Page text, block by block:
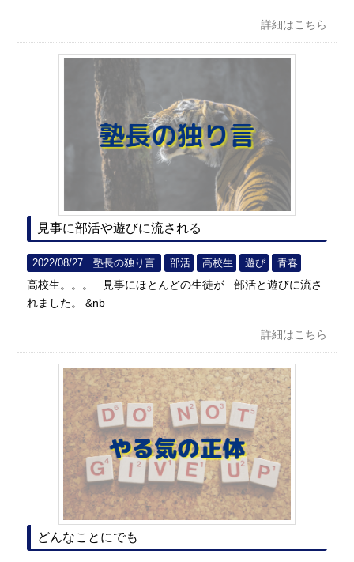
詳細はこちら
見事に部活や遊びに流される
2022/08/27｜塾長の独り言 部活 高校生 遊び 青春
高校生。。。 見事にほとんどの生徒が 部活と遊びに流さ
れました。 &nb
詳細はこちら
どんなことにでも